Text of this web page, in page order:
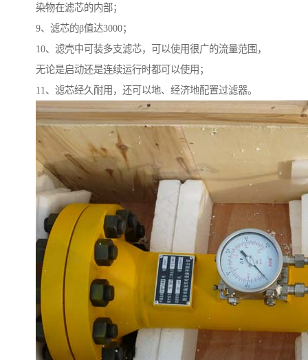
染物在滤芯的内部；
9、滤芯的β值达3000；
10、滤壳中可装多支滤芯，可以使用很广的流量范围，
无论是启动还是连续运行时都可以使用；
11、滤芯经久耐用，还可以地、经济地配置过滤器。